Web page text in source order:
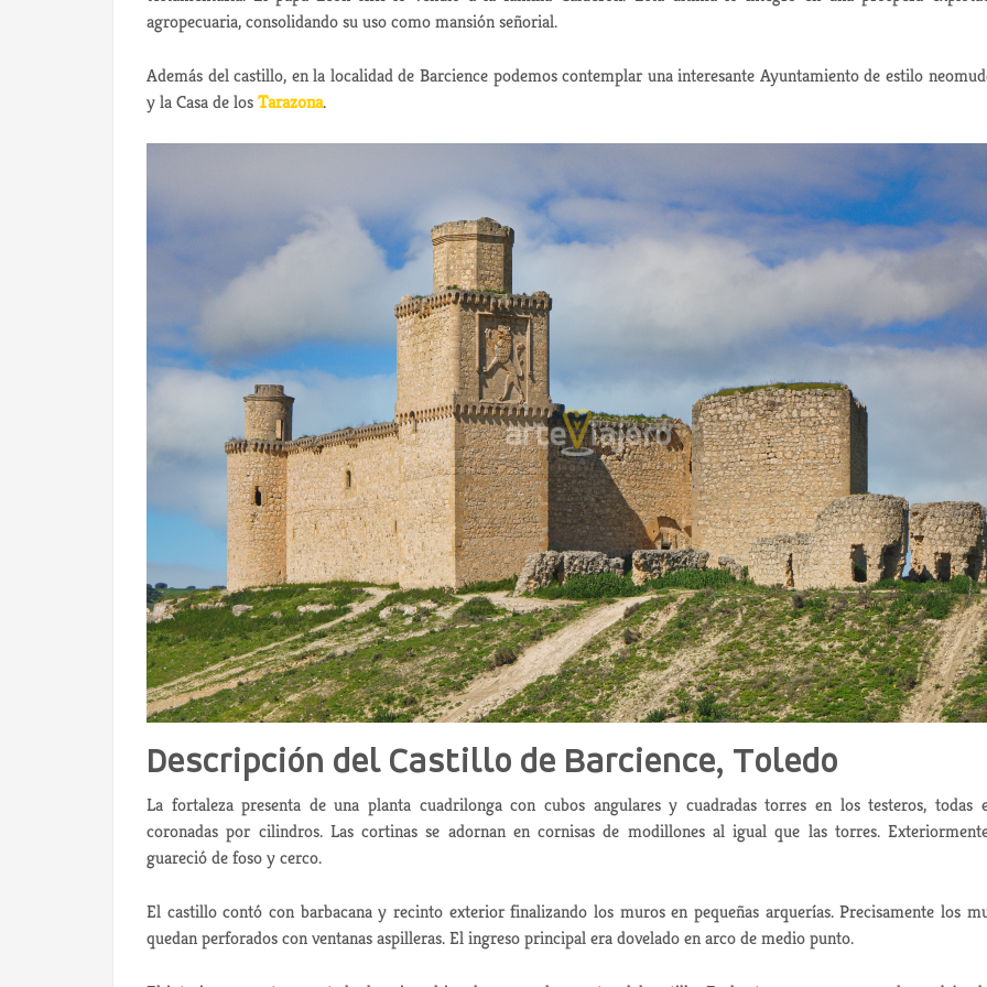
agropecuaria, consolidando su uso como mansión señorial.
Además del castillo, en la localidad de Barcience podemos contemplar una interesante Ayuntamiento de estilo
y la Casa de losTarazona.
Descripción del Castillo de Barcience, Toledo
La fortaleza presenta de una planta cuadrilonga con cubos angulares y cuadradas torres en los testeros, todas
coronadas por cilindros. Las cortinas se adornan en cornisas de modillones al igual que las torres.
guareció de foso y cerco.
El castillo contó con barbacana y recinto exterior finalizando los muros en pequeñas arquerías. Precisamente los
quedan perforados con ventanas aspilleras. El ingreso principal era dovelado en arco de medio punto.